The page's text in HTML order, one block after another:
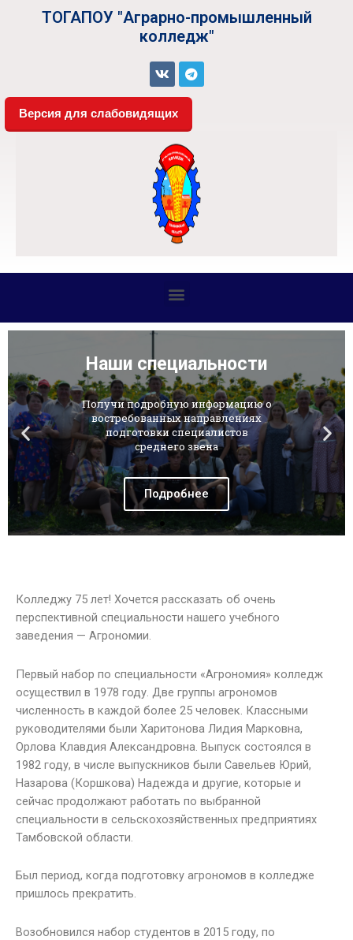
ТОГАПОУ "Аграрно-промышленный
колледж"
Версия для слабовидящих
Наши специальности
Получи подробную информацию о
востребованных направлениях
подготовки специалистов
среднего звена
Подробнее
Колледжу 75 лет! Хочется рассказать об очень
перспективной специальности нашего учебного
заведения — Агрономии.
Первый набор по специальности «Агрономия» колледж
осуществил в 1978 году. Две группы агрономов
численность в каждой более 25 человек. Классными
руководителями были Харитонова Лидия Марковна,
Орлова Клавдия Александровна. Выпуск состоялся в
1982 году, в числе выпускников были Савельев Юрий,
Назарова (Коршкова) Надежда и другие, которые и
сейчас продолжают работать по выбранной
специальности в сельскохозяйственных предприятиях
Тамбовской области.
Был период, когда подготовку агрономов в колледже
пришлось прекратить.
Возобновился набор студентов в 2015 году, по